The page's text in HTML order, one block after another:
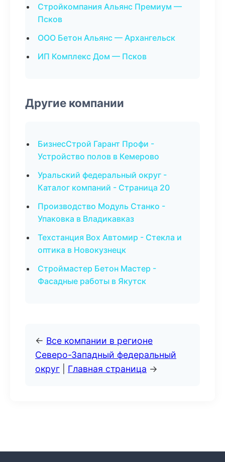
Стройкомпания Альянс Премиум —
Псков
ООО Бетон Альянс — Архангельск
ИП Комплекс Дом — Псков
Другие компании
БизнесСтрой Гарант Профи -
Устройство полов в Кемерово
Уральский федеральный округ -
Каталог компаний - Страница 20
Производство Модуль Станко -
Упаковка в Владикавказ
Техстанция Box Автомир - Стекла и
оптика в Новокузнецк
Строймастер Бетон Мастер -
Фасадные работы в Якутск
← Все компании в регионе
Северо-Западный федеральный
округ
Главная страница →